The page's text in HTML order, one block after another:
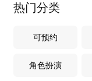
热门分类
可预约
角色扮演